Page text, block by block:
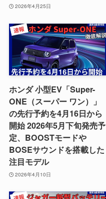
2026年4月25日
ホンダ 小型EV「Super-
ONE（スーパー ワン）」
の先行予約を4月16日から
開始 2026年5月下旬発売予
定、BOOSTモードや
BOSEサウンドを搭載した
注目モデル
2026年4月10日